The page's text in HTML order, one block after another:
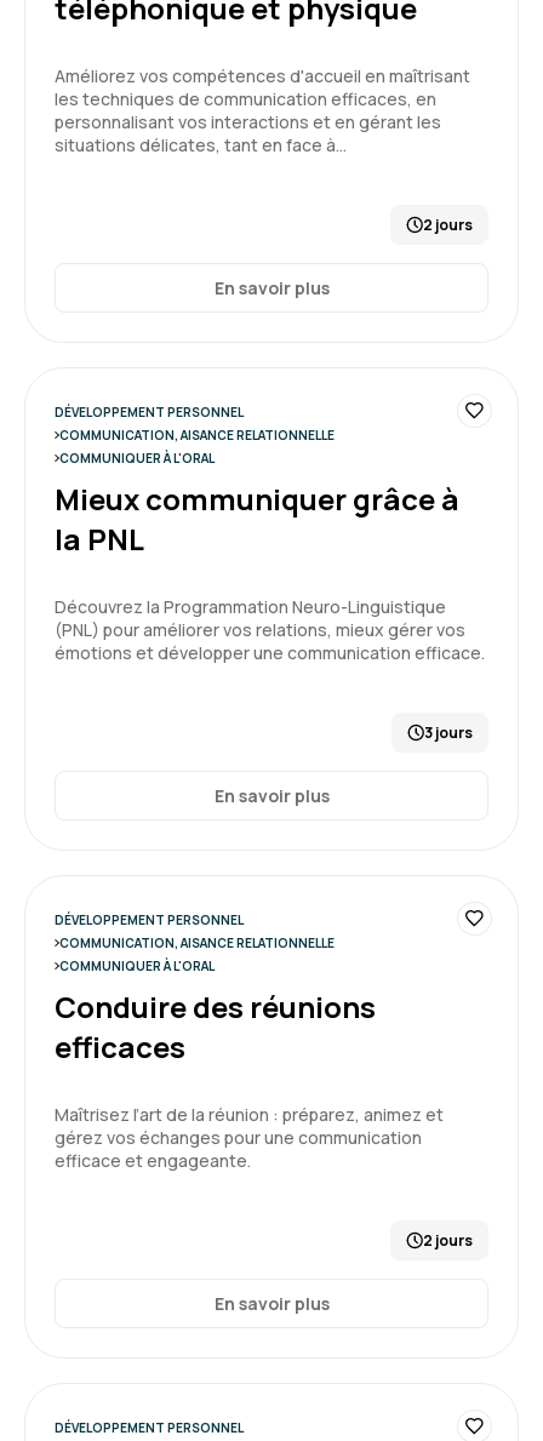
Améliorez vos compétences d'accueil en maîtrisant
les techniques de communication efficaces, en
personnalisant vos interactions et en gérant les
situations délicates, tant en face à…
2 jours
En savoir plus
DÉVELOPPEMENT PERSONNEL
COMMUNICATION, AISANCE RELATIONNELLE
COMMUNIQUER À L'ORAL
Mieux communiquer grâce à
la PNL
Découvrez la Programmation Neuro-Linguistique
(PNL) pour améliorer vos relations, mieux gérer vos
émotions et développer une communication efficace.
3 jours
En savoir plus
DÉVELOPPEMENT PERSONNEL
COMMUNICATION, AISANCE RELATIONNELLE
COMMUNIQUER À L'ORAL
Conduire des réunions
efficaces
Maîtrisez l’art de la réunion : préparez, animez et
gérez vos échanges pour une communication
efficace et engageante.
2 jours
En savoir plus
DÉVELOPPEMENT PERSONNEL